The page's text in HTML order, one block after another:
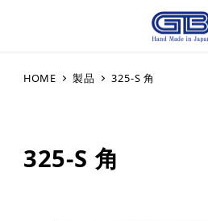
HOME 製品 325-S 角
325-S 角